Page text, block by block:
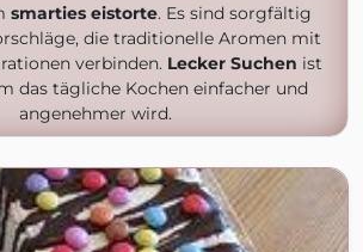
smarties eistorte. Es sind sorgfältig
die traditionelle Aromen mit
verbinden. Lecker Suchen ist
das tägliche Kochen einfacher und
angenehmer wird.